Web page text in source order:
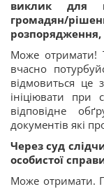
виклик для
громадян/
розпорядження,
Може отримати!
вчасно
відмовиться це
ініціювати при
відповідне
документів які
Через суд
особистої
Може отримати.